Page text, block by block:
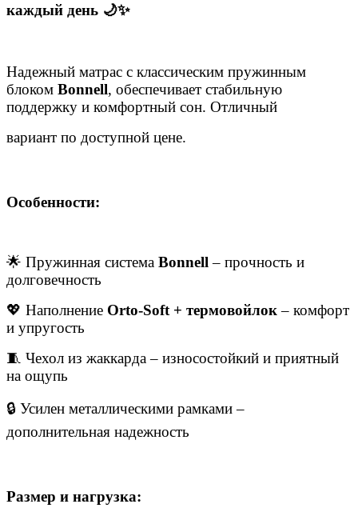
каждый день 🌙✨
Надежный матрас с классическим пружинным
блоком Bonnell, обеспечивает стабильную
поддержку и комфортный сон. Отличный
вариант по доступной цене.
Особенности:
🌟 Пружинная система Bonnell – прочность и
долговечность
💖 Наполнение Orto-Soft + термовойлок– комфорт
и упругость
🧵 Чехол из жаккарда – износостойкий и приятный
на ощупь
🔒 Усилен металлическими рамками –
дополнительная надежность
Размер и нагрузка: